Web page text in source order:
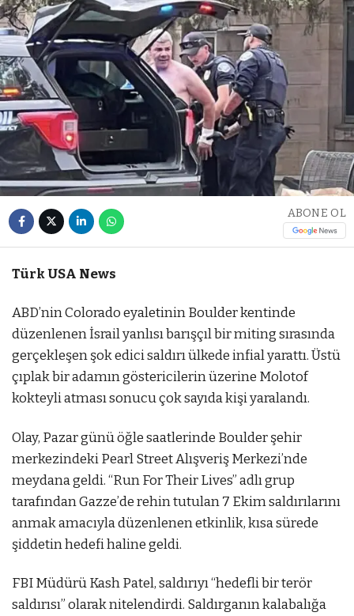
ABONE OL
Türk USA News
ABD’nin Colorado eyaletinin Boulder kentinde
düzenlenen İsrail yanlısı barışçıl bir miting sırasında
gerçekleşen şok edici saldırı ülkede infial yarattı. Üstü
çıplak bir adamın göstericilerin üzerine Molotof
kokteyli atması sonucu çok sayıda kişi yaralandı.
Olay, Pazar günü öğle saatlerinde Boulder şehir
merkezindeki Pearl Street Alışveriş Merkezi’nde
meydana geldi. “Run For Their Lives” adlı grup
tarafından Gazze’de rehin tutulan 7 Ekim saldırılarını
anmak amacıyla düzenlenen etkinlik, kısa sürede
şiddetin hedefi haline geldi.
FBI Müdürü Kash Patel, saldırıyı “hedefli bir terör
saldırısı” olarak nitelendirdi. Saldırganın kalabalığa